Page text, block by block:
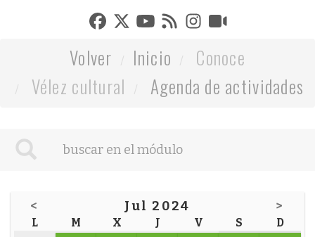
Volver Inicio
Conoce
Vélez cultural
Agenda de actividades
< Jul 2024 >
L M X J V S D